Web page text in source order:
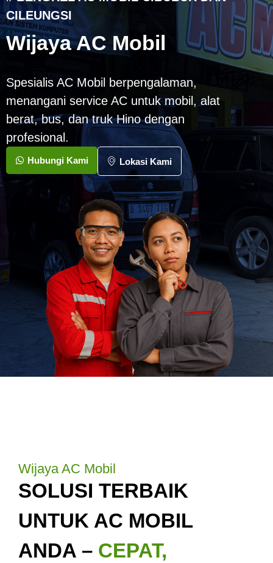
CILEUNGSI
Wijaya AC Mobil
Spesialis AC Mobil berpengalaman,
menangani service AC untuk mobil, alat
berat, bus, dan truk Hino dengan
profesional.
Hubungi Kami Lokasi Kami
Wijaya AC Mobil
SOLUSI TERBAIK
UNTUK AC MOBIL
ANDA – CEPAT,